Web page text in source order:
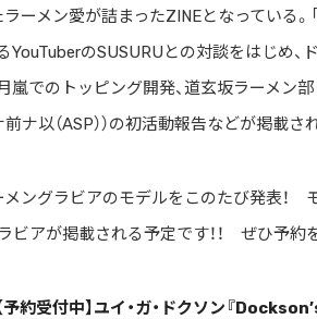
ーメン愛が詰まったZINEとなっている
YouTuberのSUSURUとの対談をはじめ
でのトッピング開発、道玄坂ラーメン部（
前ナ以（ASP））の初活動報告などが掲載さ
メングラビアのモデルをこのたび発表！
アが掲載される予定です！！ ぜひ予約を
【予約受付中】ユイ・ガ・ドクソン『